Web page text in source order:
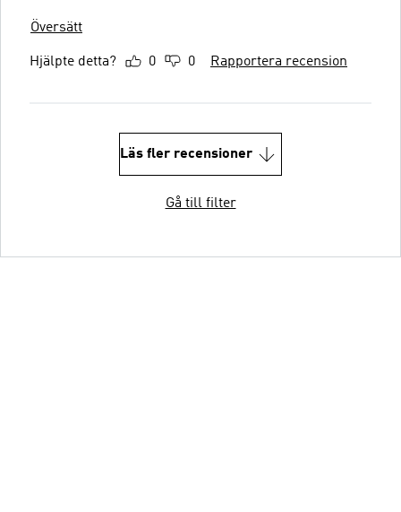
Översätt
Hjälpte detta? 0 0 Rapportera recension
Läs fler recensioner
Gå till filter